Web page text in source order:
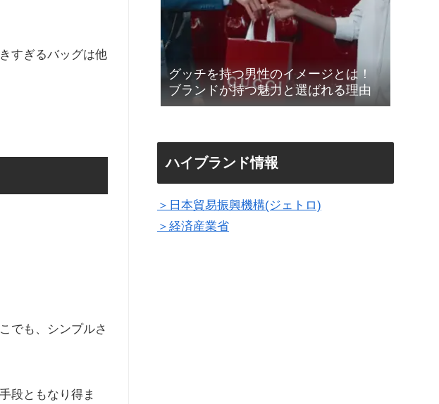
すぎるバッグは他
でも、シンプルさ
段ともなり得ま
グッチを持つ男性のイメージとは！
ブランドが持つ魅力と選ばれる理由
ハイブランド情報
＞日本貿易振興機構(ジェトロ)
＞経済産業省